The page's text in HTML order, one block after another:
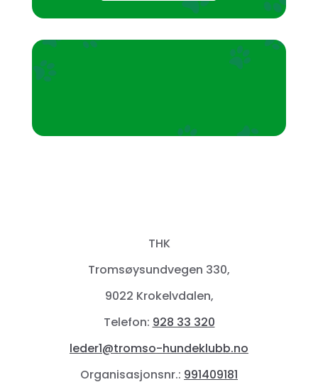
THK
Tromsøysundvegen 330,
9022 Krokelvdalen,
Telefon: 928 33 320
leder1@tromso-hundeklubb.no
Organisasjonsnr.: 991409181